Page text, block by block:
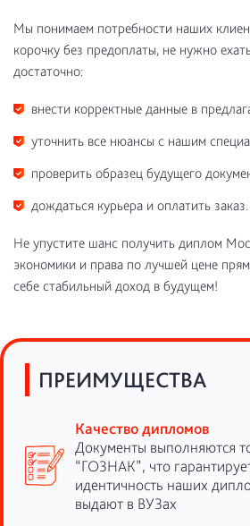
Мы понимаем потребности наших
корочку без предоплаты, не нужно
достаточно:
внести корректные данные в
уточнить все нюансы с нашим
проверить образец будущего
дождаться курьера и оплатить заказ.
Не упустите шанс получить диплом
экономики и права по лучшей цене
себе стабильный доход в будущем!
ПРЕИМУЩЕСТВА
Качество дипломов
Документы выполняются
“ГОЗНАК”, что
идентичность наших
выдают в ВУЗах